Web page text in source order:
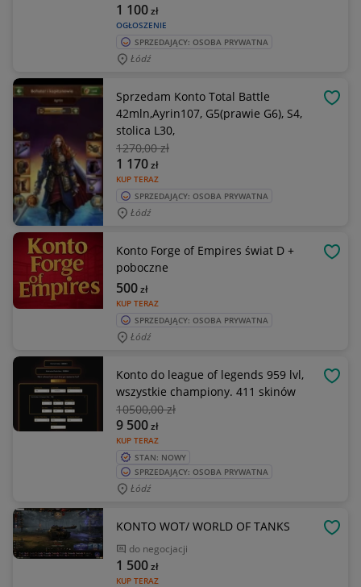
OGŁOSZENIE
1 100zł
SPRZEDAJĄCY: OSOBA PRYWATNA
Łódź
Sprzedam Konto Total Battle
42mln,Ayrin107, G5(prawie G6), S4,
stolica L30,
1270,00 zł
KUP TERAZ
1 170zł
SPRZEDAJĄCY: OSOBA PRYWATNA
Łódź
Konto Forge of Empires świat D +
poboczne
KUP TERAZ
500zł
SPRZEDAJĄCY: OSOBA PRYWATNA
Łódź
Konto do league of legends 959 lvl,
wszystkie championy. 411 skinów
10500,00 zł
KUP TERAZ
9 500zł
STAN: NOWY
SPRZEDAJĄCY: OSOBA PRYWATNA
Łódź
KONTO WOT/ WORLD OF TANKS
do negocjacji
KUP TERAZ
1 500zł